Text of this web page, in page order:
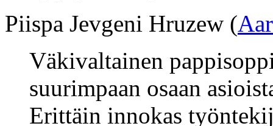
Piispa Jevgeni Hruzew (
Väkivaltainen
suurimpaan osaan
Erittäin innokas